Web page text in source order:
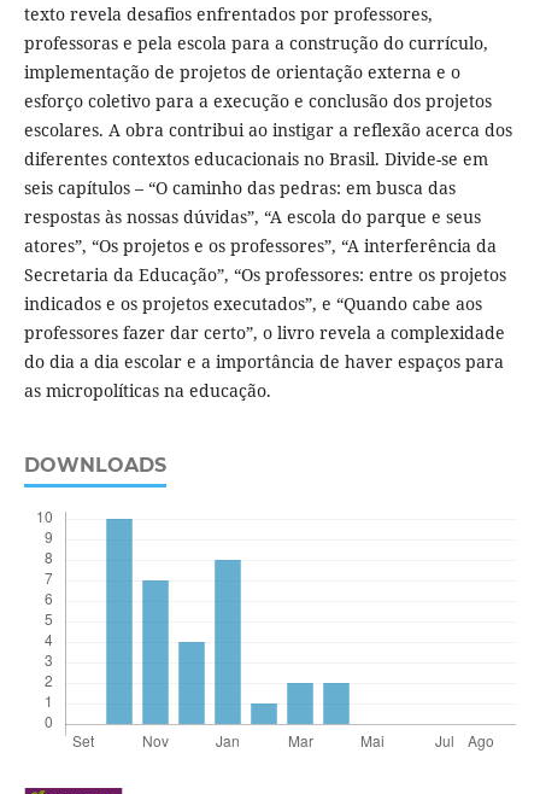
texto revela desafios enfrentados por professores,
professoras e pela escola para a construção do currículo,
implementação de projetos de orientação externa e o
esforço coletivo para a execução e conclusão dos projetos
escolares. A obra contribui ao instigar a reflexão acerca dos
diferentes contextos educacionais no Brasil. Divide-se em
seis capítulos – “O caminho das pedras: em busca das
respostas às nossas dúvidas”, “A escola do parque e seus
atores”, “Os projetos e os professores”, “A interferência da
Secretaria da Educação”, “Os professores: entre os projetos
indicados e os projetos executados”, e “Quando cabe aos
professores fazer dar certo”, o livro revela a complexidade
do dia a dia escolar e a importância de haver espaços para
as micropolíticas na educação.
DOWNLOADS